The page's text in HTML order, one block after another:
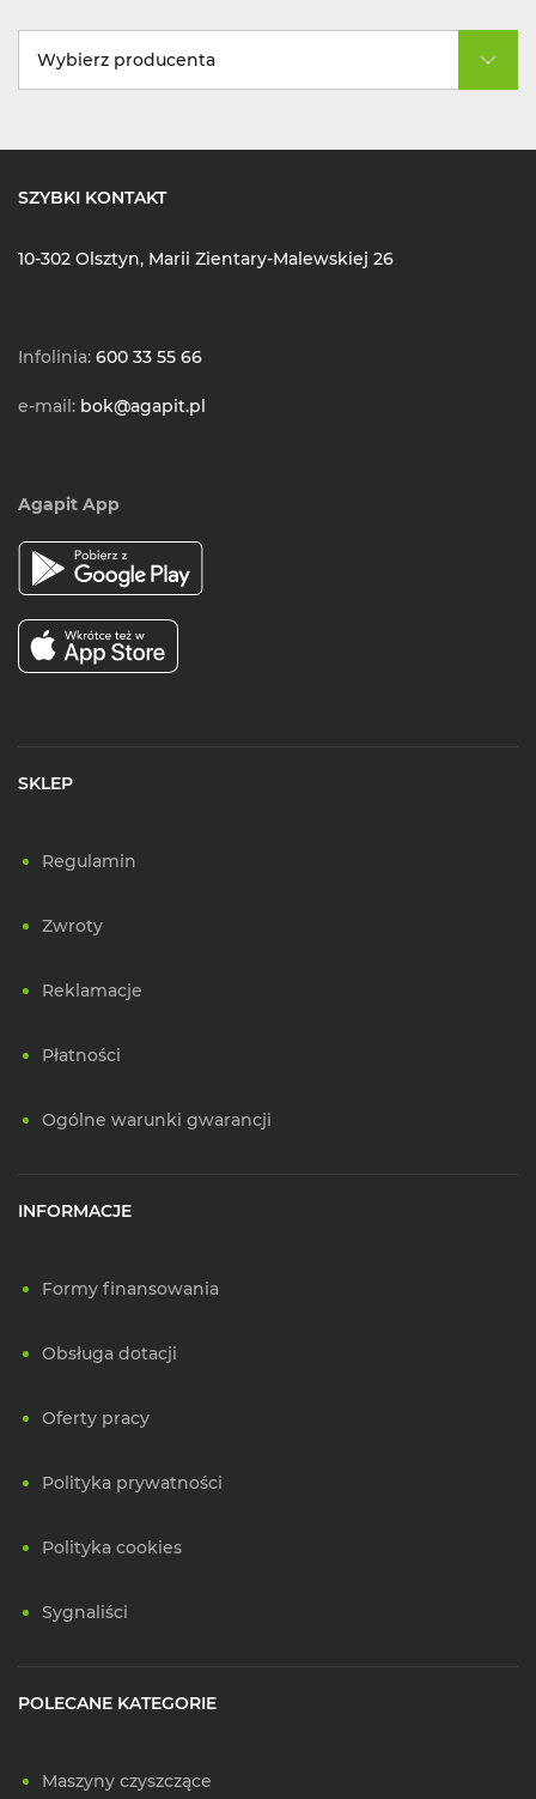
Wybierz producenta
SZYBKI KONTAKT
10-302 Olsztyn, Marii Zientary-Malewskiej 26
Infolinia: 600 33 55 66
e-mail: bok@agapit.pl
Agapit App
SKLEP
Regulamin
Zwroty
Reklamacje
Płatności
Ogólne warunki gwarancji
INFORMACJE
Formy finansowania
Obsługa dotacji
Oferty pracy
Polityka prywatności
Polityka cookies
Sygnaliści
POLECANE KATEGORIE
Maszyny czyszczące